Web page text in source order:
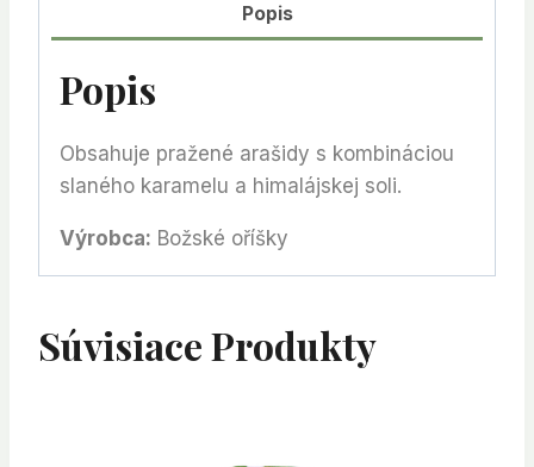
Popis
Popis
Obsahuje pražené arašidy s kombináciou
slaného karamelu a himalájskej soli.
Výrobca: Božské oříšky
Súvisiace Produkty